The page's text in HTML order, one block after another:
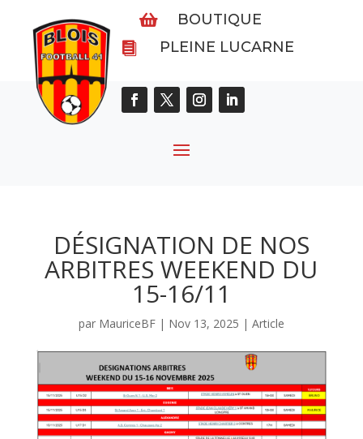
 BOUTIQUE
 PLEINE LUCARNE
DÉSIGNATION DE NOS
ARBITRES WEEKEND DU
15-16/11
par MauriceBF| Nov 13, 2025 | Article